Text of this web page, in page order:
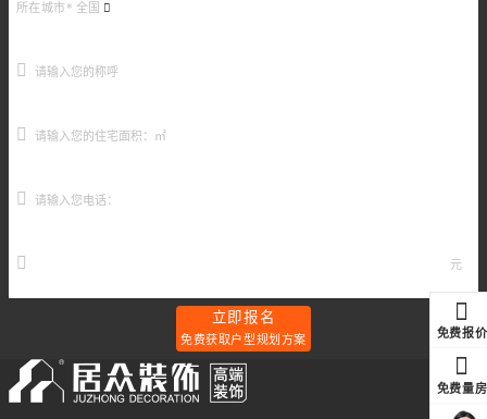
所在城市* 全国
元
立即报名
免费获取户型规划方案 免费报价
免费量房